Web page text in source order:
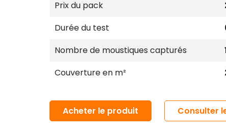
Prix du pack
Durée du test
Nombre de moustiques capturés
Couverture en m²
Acheter le produit Consulter